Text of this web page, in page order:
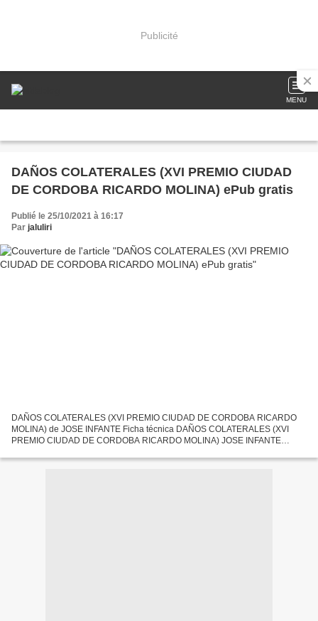
Publicité
MENU
DAÑOS COLATERALES (XVI PREMIO CIUDAD
DE CORDOBA RICARDO MOLINA) ePub gratis
Publié le 25/10/2021 à 16:17
Par jaluliri
DAÑOS COLATERALES (XVI PREMIO CIUDAD DE CORDOBA RICARDO
MOLINA) de JOSE INFANTE Ficha técnica DAÑOS COLATERALES (XVI
PREMIO CIUDAD DE CORDOBA RICARDO MOLINA) JOSE INFANTE
FB2 ISBN: 9788475179414...